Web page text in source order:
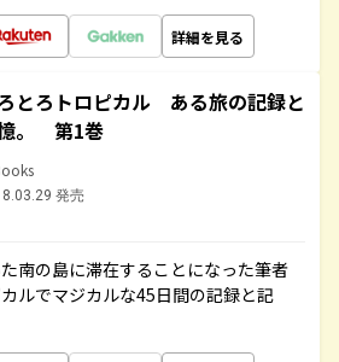
詳細を見る
とろトロピカル ある旅の記録と
。 第1巻
発売
南の島に滞在することになった筆者
ルでマジカルな45日間の記録と記